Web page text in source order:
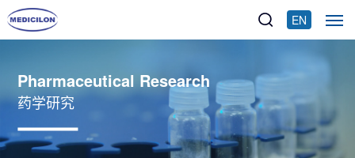
EN
Pharmaceutical Research
药学研究